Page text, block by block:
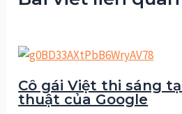
Cô gái Việt thi sáng
thuật của Google